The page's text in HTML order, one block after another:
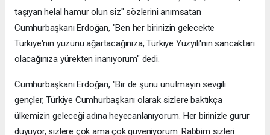
taşıyan helal hamur olun siz" sözlerini anımsatan
Cumhurbaşkanı Erdoğan, "Ben her birinizin gelecekte
Türkiye'nin yüzünü ağartacağınıza, Türkiye Yüzyılı'nın sancaktarı
olacağınıza yürekten inanıyorum" dedi.
Cumhurbaşkanı Erdoğan, "Bir de şunu unutmayın sevgili
gençler, Türkiye Cumhurbaşkanı olarak sizlere baktıkça
ülkemizin geleceği adına heyecanlanıyorum. Her birinizle gurur
duyuyor, sizlere çok ama çok güveniyorum. Rabbim sizleri